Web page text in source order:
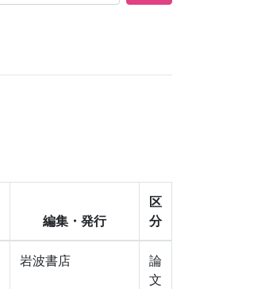
編集・発行
区
分
岩波書店
論
文